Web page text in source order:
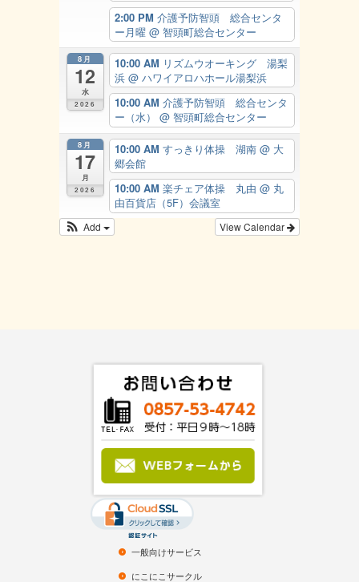
2:00 PM 介護予防智頭 総合センタ
ー月曜 @ 智頭町総合センター
8月
12
水
2026
10:00 AM リズムウオーキング 湯梨
浜 @ ハワイアロハホール湯梨浜
10:00 AM 介護予防智頭 総合センタ
ー（水） @ 智頭町総合センター
8月
17
月
2026
10:00 AM すっきり体操 湖南 @ 大
郷会館
10:00 AM 楽チェア体操 丸由 @ 丸
由百貨店（5F）会議室
View Calendar
Add
一般向けサービス
にこにこサークル